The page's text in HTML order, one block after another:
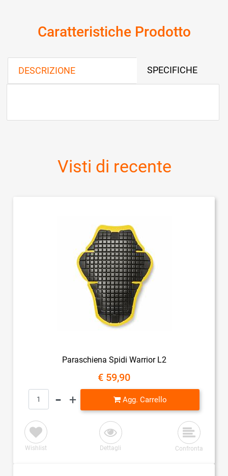
Caratteristiche Prodotto
DESCRIZIONE SPECIFICHE
Visti di recente
Paraschiena Spidi Warrior L2
€ 59,90
Quantità
Agg. Carrello
Wishlist Dettagli Confronta